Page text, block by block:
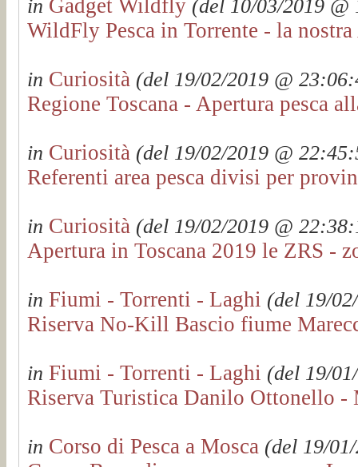
in Gadget Wildfly (del 10/03/2019
WildFly Pesca in Torrente - la
in Curiosità (del 19/02/2019 @
Regione Toscana - Apertura pesca
in Curiosità (del 19/02/2019 @
Referenti area pesca divisi per
in Curiosità (del 19/02/2019 @
Apertura in Toscana 2019 le ZRS -
in Fiumi - Torrenti - Laghi (del 19/
Riserva No-Kill Bascio fiume
in Fiumi - Torrenti - Laghi (del 19/
Riserva Turistica Danilo Ottonello -
in Corso di Pesca a Mosca (del 19/